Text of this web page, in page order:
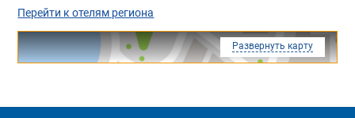
Перейти к отелям региона
Развернуть карту